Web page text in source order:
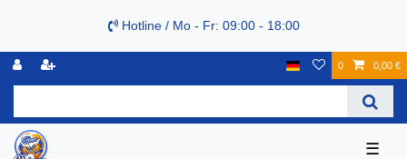
Hotline / Mo - Fr: 09:00 - 18:00
0 0,00 €
☰